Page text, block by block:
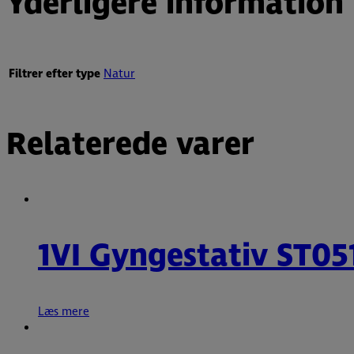
Filtrer efter typeNatur
Relaterede varer
1VI Gyngestativ
Læs mere